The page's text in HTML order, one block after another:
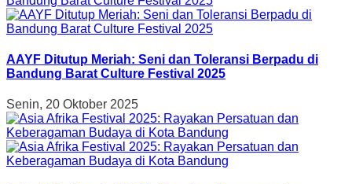
AAYF Ditutup Meriah: Seni dan Toleransi Berpadu di
Bandung Barat Culture Festival 2025
Senin, 20 Oktober 2025